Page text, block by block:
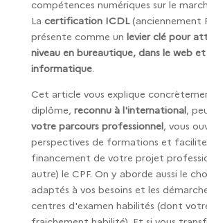
compétences numériques sur le
La certification ICDL(anciennement
présente comme un levier clé pour
niveau en bureautique, dans le web
informatique.
Cet article vous explique
diplôme, reconnu à l'international,
votre parcours professionnel, vous
perspectives de formations et
financement de votre projet
autre) le CPF. On y aborde aussi le
adaptés à vos besoins et les
centres d'examen habilités (dont